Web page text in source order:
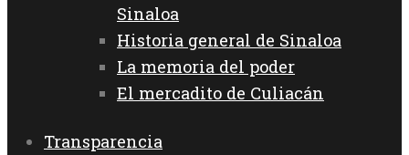
Sinaloa
Historia general de Sinaloa
La memoria del poder
El mercadito de Culiacán
Transparencia